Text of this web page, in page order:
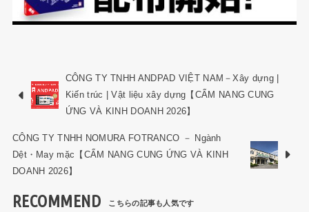
CÔNG TY TNHH ANDPAD VIỆT NAM－Xây dựng |
Kiến trúc | Vật liệu xây dựng【CẨM NANG CUNG
ỨNG VÀ KINH DOANH 2026】
CÔNG TY TNHH NOMURA FOTRANCO － Ngành
Dệt・May mặc【CẨM NANG CUNG ỨNG VÀ KINH
DOANH 2026】
RECOMMEND